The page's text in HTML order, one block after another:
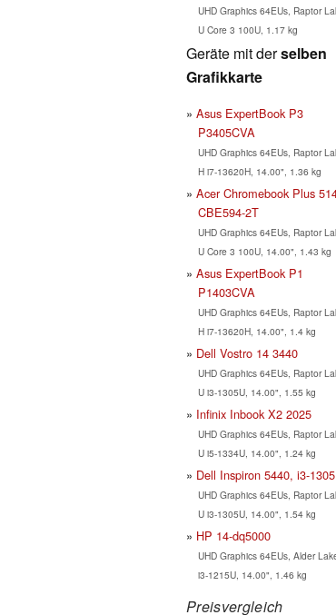
UHD Graphics 64EUs, Raptor
U Core 3 100U, 1.17 kg
Geräte mit derselben
Grafikkarte
Asus ExpertBook P3
P3405CVA
UHD Graphics 64EUs, Raptor
H i7-13620H, 14.00", 1.36 kg
Acer Chromebook Plus
CBE594-2T
UHD Graphics 64EUs, Raptor
U Core 3 100U, 14.00", 1.43 kg
Asus ExpertBook P1
P1403CVA
UHD Graphics 64EUs, Raptor
H i7-13620H, 14.00", 1.4 kg
Dell Vostro 14 3440
UHD Graphics 64EUs, Raptor
U i3-1305U, 14.00", 1.55 kg
Infinix Inbook X2 2025
UHD Graphics 64EUs, Raptor
U i5-1334U, 14.00", 1.24 kg
Dell Inspiron 5440, i3-
UHD Graphics 64EUs, Raptor
U i3-1305U, 14.00", 1.54 kg
HP 14-dq5000
UHD Graphics 64EUs, Alder
i3-1215U, 14.00", 1.46 kg
Preisvergleich